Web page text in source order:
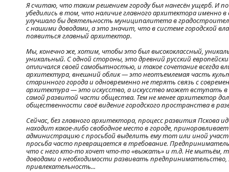
Я считаю, что таким решением городу был нанесён ущерб. И
убедились в том, что наличие главного архитектора именно
улучшало бы деятельность муниципалитета в
с нашими доводами, а это значит, что в системе городской
появиться главный архитектор.
Мы, конечно же, хотим, чтобы это был высококлассный,
уникальный. С одной стороны, это древний русский
отличался своей самобытностью, и такое сочетание всегда
архитектура, внешний облик — это неотъемлемая часть
старинного города и одновременно не терять связь с
архитектура — это искусство, а искусство может вступать
самой развитой части общества. Тем не менее архитектор
общественности своё видение городского пространства в
Сейчас, без главного архитектора, процесс развития
находит какое-либо свободное место в городе,
администрацию с просьбой выделить ему тот или иной
просьба часто превращается в требование.
что с него кто-то хочет что-то «выжать» и т.д. Не мытьём,
доводами о необходимости развивать
привлекательность...